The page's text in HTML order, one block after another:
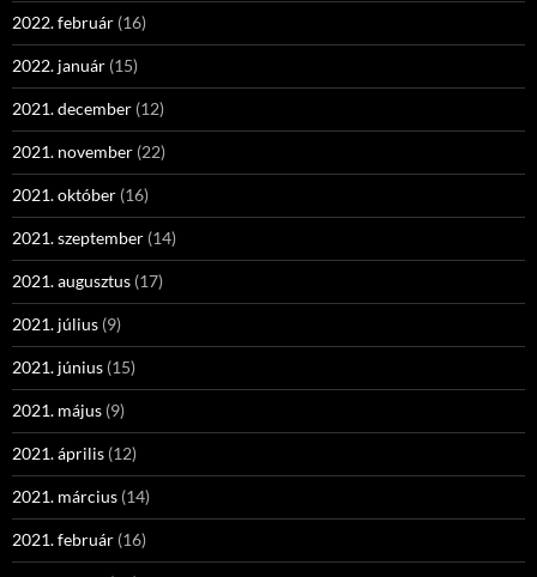
2022. február (16)
2022. január (15)
2021. december (12)
2021. november (22)
2021. október (16)
2021. szeptember (14)
2021. augusztus (17)
2021. július (9)
2021. június (15)
2021. május (9)
2021. április (12)
2021. március (14)
2021. február (16)